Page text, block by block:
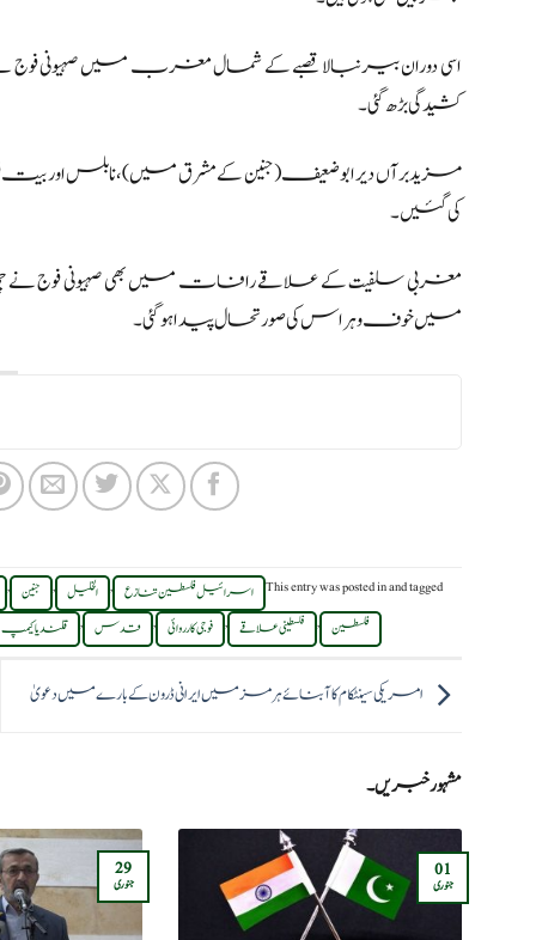
اسی دوران بیرنبالا قصبے کے شمال مغرب میں صہیونی
کشیدگی بڑھ گئی۔
مزید برآں دیر ابوضعیف (جنین کے مشرق میں)، نابلس اور
کی گئیں۔
مغربی سلفیت کے علاقے رافات میں بھی صہیونی فوج نے
میں خوف و ہراس کی صورتحال پیدا ہو گئی۔
This entry was posted inand tagged اسرائیل فلسطین تنازع , الخلیل , جنین ,
فلسطین , فلسطینی علاقے , فوجی کارروائی , قدس , قلندیا کیمپ
امریکی سینٹکام کا آبنائے ہرمز میں ایرانی ڈرون کے بارے میں دعویٰ
مشہور خبریں۔
01
جنوری
29
جنوری